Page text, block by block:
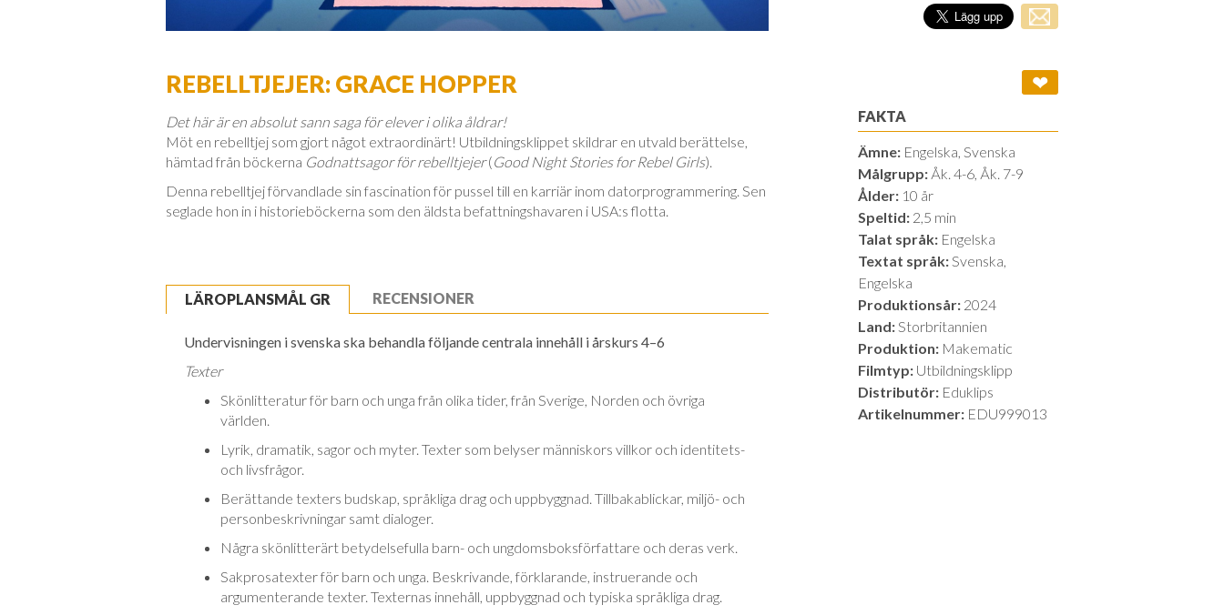
REBELLTJEJER: GRACE HOPPER
Det här är en absolut sann saga för elever i olika åldrar!
Möt en rebelltjej som gjort något extraordinärt! Utbildningsklippet skildrar en utvald berättelse,
hämtad från böckerna Godnattsagor för rebelltjejer(Good Night Stories for Rebel Girls).
Denna rebelltjej förvandlade sin fascination för pussel till en karriär inom datorprogrammering. Sen
seglade hon in i historieböckerna som den äldsta befattningshavaren i USA:s flotta.
LÄROPLANSMÅL GR
Undervisningen i svenska ska behandla följande centrala innehåll i årskurs 4–6
Texter
Skönlitteratur för barn och unga från olika tider, från Sverige, Norden och öv­ri­ga
världen.
Lyrik, dramatik, sagor och myter. Texter som belyser männi­skors villkor och identitets-
och livsfrågor.
Berättande texters budskap, språkliga drag och uppbyggnad. Till­baka­blickar, miljö- och
personbeskrivningar samt dialoger.
Några skönlitterärt betydelsefulla barn- och ungdomsboksförfattare och deras verk.
Sakprosatexter för barn och unga. Beskrivande, förklarande, instruerande och
argumenterande texter. Texternas innehåll, uppbyggnad och typiska språk­liga drag.
RECENSIONER
❤
FAKTA
Ämne: Engelska, Svenska
Målgrupp: Åk. 4-6, Åk. 7-9
Ålder: 10 år
Speltid: 2,5 min
Talat språk: Engelska
Textat språk:Svenska,
Engelska
Produktionsår: 2024
Land:Storbritannien
Produktion: Makematic
Filmtyp: Utbildningsklipp
Distributör: Eduklips
Artikelnummer: EDU999013